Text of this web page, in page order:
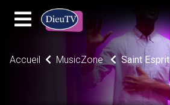
Accueil MusicZone Saint Esprit